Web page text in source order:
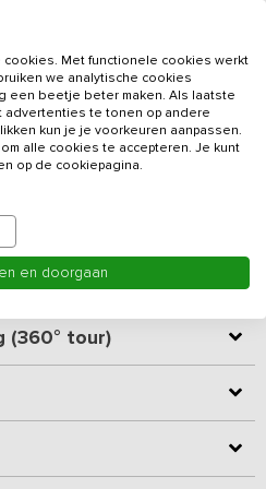
van 23 slaapkamers en 17
bestaat uit 2 inpandig
19 en 31 personen). Hierdoor
(op de begane grond en op
eettafel en kookeiland. Beide
op de begane grond
overdekt terras in.
natuurlijk daglicht, zie
voorzien van luxe 1-persoons
beschikken over een
Voor mindervaliden is er een
Overal is vloerverwarming
hand- en theedoeken wordt
zijn de bedden opgemaakt.
(360° tour)
Met functionele cookies werkt
we analytische cookies
een beetje beter maken. Als laatste
advertenties te tonen op andere
kun je je voorkeuren aanpassen.
alle cookies te accepteren. Je kunt
op de cookiepagina.
en doorgaan